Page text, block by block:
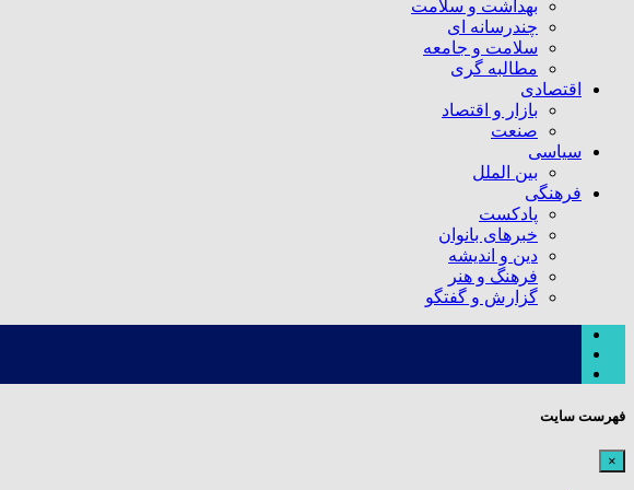
بهداشت و سلامت
چندرسانه ای
سلامت و جامعه
مطالبه گری
اقتصادی
بازار و اقتصاد
صنعت
سیاسی
بین الملل
فرهنگی
پادکست
خبرهای بانوان
دین و اندیشه
فرهنگ و هنر
گزارش و گفتگو
فهرست سایت
×